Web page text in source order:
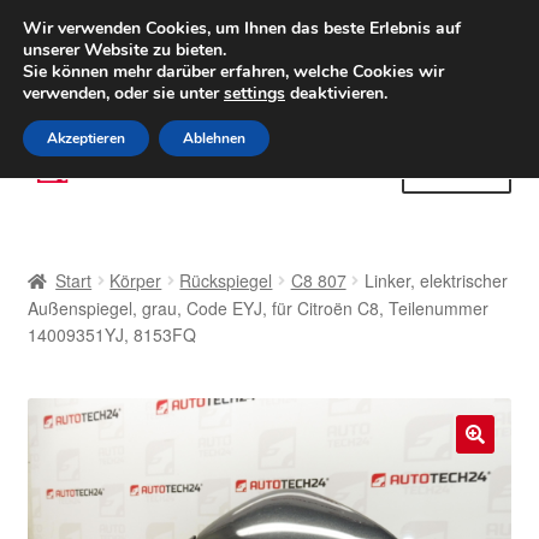
LIEFERUNG ab 6 EUR
Weltweiter Versand
(800) 500 564Mo-Fr 9-16 Uhr
Zur
Navigation
Zum
Inhalt
AGB
Beschwerdeordnung
Datenschutz-Bestimmungen
Start Körper Rückspiegel C8 807
Linker, elektrischer
Außenspiegel, grau, Code EYJ, für Citroën C8, Teilenummer
14009351YJ, 8153FQ
🔍
Wir verwenden Cookies, um Ihnen das beste Erlebnis auf
unserer Website zu bieten.
Sie können mehr darüber erfahren, welche Cookies wir
verwenden, oder sie untersettings deaktivieren.
Akzeptieren Ablehnen